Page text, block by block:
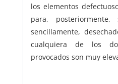
los elementos
para,
sencillamente,
cualquiera de los
provocados son muy